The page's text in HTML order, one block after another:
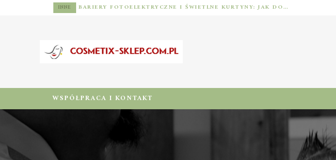
INNE BARIERY FOTOELEKTRYCZNE I ŚWIETLNE KURTYNY: JAK DOBRAĆ ROZWIĄZANIE DO BEZPIECZEŃSTWA FUNKCJONALNEGO (MUTING, BLANKING, TYP 2 I TYP 4)
WSPÓŁPRACA I KONTAKT